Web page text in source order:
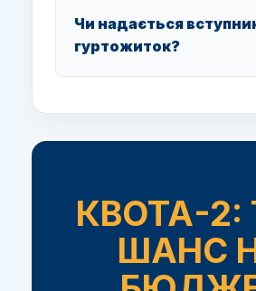
Чи надається
гуртожиток?
КВОТА-2:
ШАНС